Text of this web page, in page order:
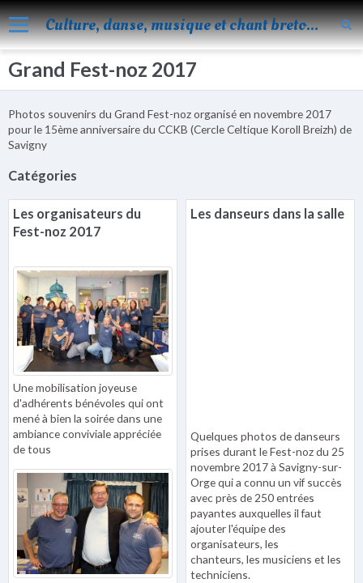
Culture, danse, musique et chant bretons
Accueil
Blog
Album
Agenda
Vie de KOROLL
Contact
Grand Fest-noz 2017
Photos souvenirs du Grand Fest-noz organisé en novembre 2017
pour le 15ème anniversaire du CCKB (Cercle Celtique Koroll Breizh) de
Savigny
Catégories
Les organisateurs du
Fest-noz 2017
Une mobilisation joyeuse
d'adhérents bénévoles qui ont
mené à bien la soirée dans une
ambiance conviviale appréciée
de tous
Les danseurs dans la salle
Quelques photos de danseurs
prises durant le Fest-noz du 25
novembre 2017 à Savigny-sur-
Orge qui a connu un vif succès
avec près de 250 entrées
payantes auxquelles il faut
ajouter l'équipe des
organisateurs, les
chanteurs, les musiciens et les
techniciens.